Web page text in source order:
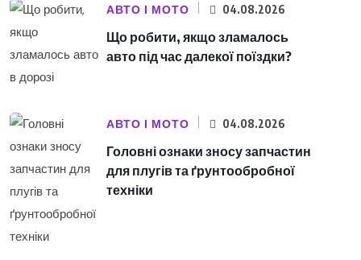
АВТО І МОТО 04.08.2026
Що робити, якщо зламалось
авто під час далекої поїздки?
АВТО І МОТО 04.08.2026
Головні ознаки зносу запчастин
для плугів та ґрунтообробної
техніки